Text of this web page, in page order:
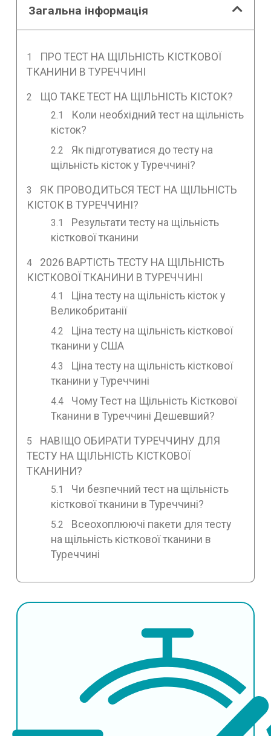
Загальна інформація
ПРО ТЕСТ НА ЩІЛЬНІСТЬ КІСТКОВОЇ
ТКАНИНИ В ТУРЕЧЧИНІ
ЩО ТАКЕ ТЕСТ НА ЩІЛЬНІСТЬ КІСТОК?
Коли необхідний тест на щільність
кісток?
Як підготуватися до тесту на
щільність кісток у Туреччині?
ЯК ПРОВОДИТЬСЯ ТЕСТ НА ЩІЛЬНІСТЬ
КІСТОК В ТУРЕЧЧИНІ?
Результати тесту на щільність
кісткової тканини
2026 ВАРТІСТЬ ТЕСТУ НА ЩІЛЬНІСТЬ
КІСТКОВОЇ ТКАНИНИ В ТУРЕЧЧИНІ
Ціна тесту на щільність кісток у
Великобританії
Ціна тесту на щільність кісткової
тканини у США
Ціна тесту на щільність кісткової
тканини у Туреччині
Чому Тест на Щільність Кісткової
Тканини в Туреччині Дешевший?
НАВІЩО ОБИРАТИ ТУРЕЧЧИНУ ДЛЯ
ТЕСТУ НА ЩІЛЬНІСТЬ КІСТКОВОЇ
ТКАНИНИ?
Чи безпечний тест на щільність
кісткової тканини в Туреччині?
Всеохоплюючі пакети для тесту
на щільність кісткової тканини в
Туреччині